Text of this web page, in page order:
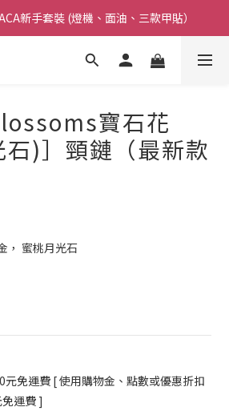
新手入門優惠🌟低至85折
新手套裝 (燈機、面油、三款甲貼）
油新手入門優惠🌟低至85折
寶石花
石)］頸鏈（最新款
， 蜜桃月光石
免運費 [ 使用購物金、點數或優惠折扣
運費 ]